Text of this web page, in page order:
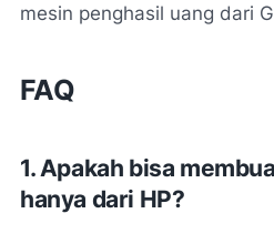
mesin penghasil uang dari
FAQ
1. Apakah bisa
hanya dari HP?